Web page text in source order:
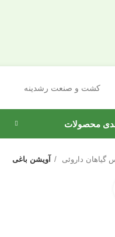
کشت و صنعت رشدینه
محصولات
گیاهان داروئی آویشن باغی